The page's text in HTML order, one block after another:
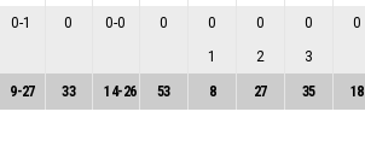
0-1 0 0-0 0 0 0 0 0
1 2 3
9-27 33 14-26 53 8 27 35 18